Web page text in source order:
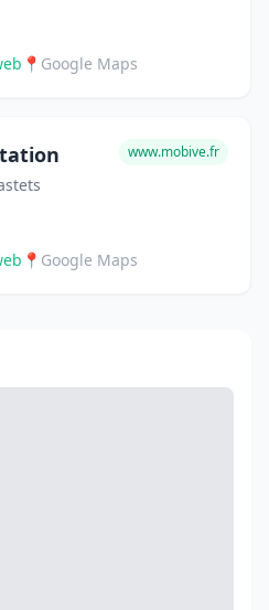
📍 Google Maps
www.mobive.fr
📍 Google Maps